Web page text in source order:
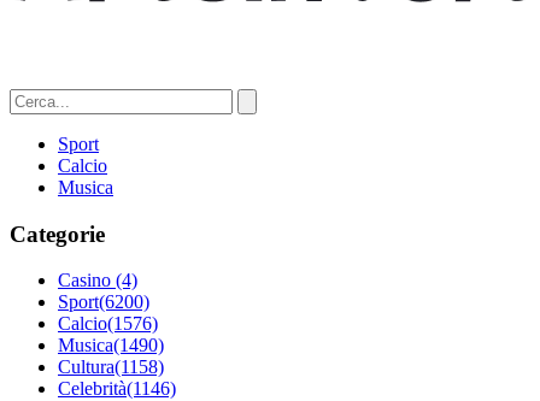
Sport
Calcio
Musica
Categorie
Casino (4)
Sport(6200)
Calcio(1576)
Musica(1490)
Cultura(1158)
Celebrità(1146)